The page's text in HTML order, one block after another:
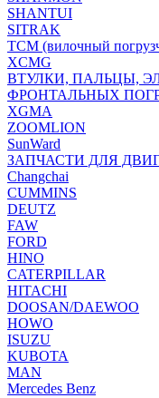
SHANTUI
SITRAK
TCM (вилочный
XCMG
ВТУЛКИ, ПАЛЬЦЫ,
ФРОНТАЛЬНЫХ
XGMA
ZOOMLION
SunWard
ЗАПЧАСТИ ДЛЯ
Changchai
CUMMINS
DEUTZ
FAW
FORD
HINO
CATERPILLAR
HITACHI
DOOSAN/DAEWOO
HOWO
ISUZU
KUBOTA
MAN
Mercedes Benz